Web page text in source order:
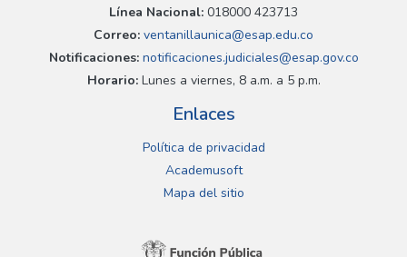
Línea Nacional: 018000 423713
Correo: ventanillaunica@esap.edu.co
Notificaciones:notificaciones.judiciales@esap.gov.co
Horario:Lunes a viernes, 8 a.m. a 5 p.m.
Enlaces
Política de privacidad
Academusoft
Mapa del sitio